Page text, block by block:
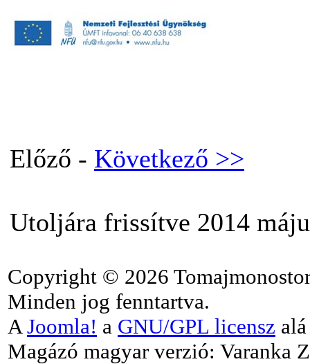
Előző - Következő >>
Utoljára frissítve 2014
Copyright © 2026
Minden jog fenntartva.
A Joomla! a GNU/GPL licensz
Magázó magyar verzió: Varanka